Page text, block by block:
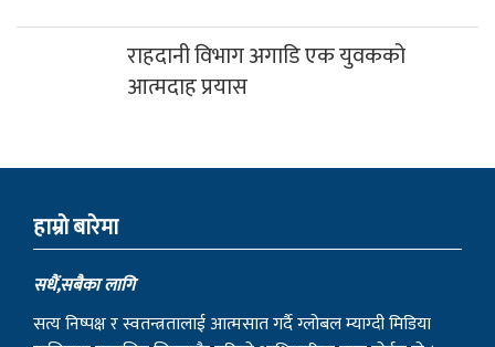
आत्मदाह प्रयास
सत्य निष्पक्ष र स्वतन्त्रतालाई आत्मसात गर्दै ग्लोबल म्याग्दी मिडिया
प्रालिद्वारा सञ्चालित जिल्लाकै पहिलो आधिकारिक न्युज पोर्टल हो ।
बि.सं २०७२ मा दिप खबर डट्कम र ०७३ मा पश्चिम म्याग्दी न्युजलाई
परिमार्जित गरेर ‘म्याग्दी न्युज डट्कम’ संचालनमा ल्याइएको हो ।